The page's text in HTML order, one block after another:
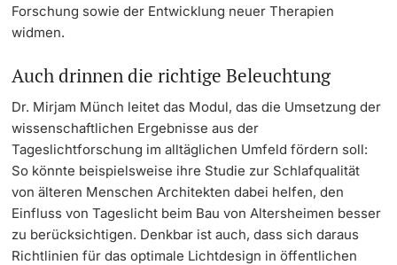
Forschung sowie der Entwicklung neuer Therapien
widmen.
Auch drinnen die richtige Beleuchtung
Dr. Mirjam Münch leitet das Modul, das die Umsetzung der
wissenschaftlichen Ergebnisse aus der
Tageslichtforschung im alltäglichen Umfeld fördern soll:
So könnte beispielsweise ihre Studie zur Schlafqualität
von älteren Menschen Architekten dabei helfen, den
Einfluss von Tageslicht beim Bau von Altersheimen besser
zu berücksichtigen. Denkbar ist auch, dass sich daraus
Richtlinien für das optimale Lichtdesign in öffentlichen